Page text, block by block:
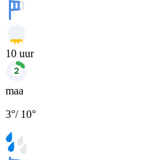
10 uur
maa
3°/ 10°